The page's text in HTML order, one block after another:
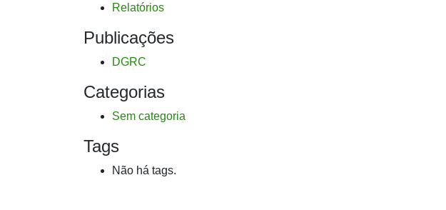
Relatórios
Publicações
DGRC
Categorias
Sem categoria
Tags
Não há tags.